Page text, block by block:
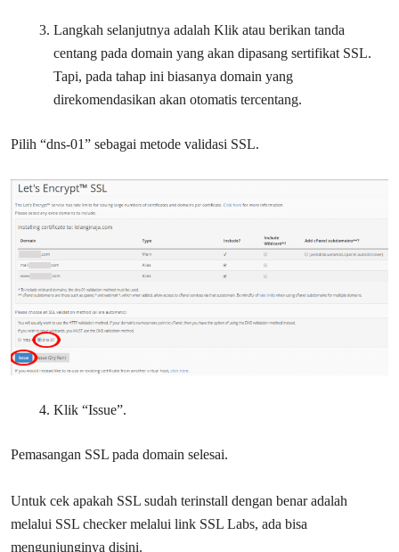
Langkah selanjutnya adalah Klik atau berikan tanda
centang pada domain yang akan dipasang sertifikat SSL.
Tapi, pada tahap ini biasanya domain yang
direkomendasikan akan otomatis tercentang.
Pilih “dns-01” sebagai metode validasi SSL.
Klik “Issue”.
Pemasangan SSL pada domain selesai.
Untuk cek apakah SSL sudah terinstall dengan benar adalah
melalui SSL checker melalui link SSL Labs, ada bisa
mengunjunginya disini.